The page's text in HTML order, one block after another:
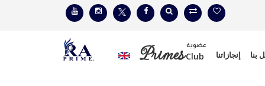
بنا إنجازاتنا
عضوية PrimesClub